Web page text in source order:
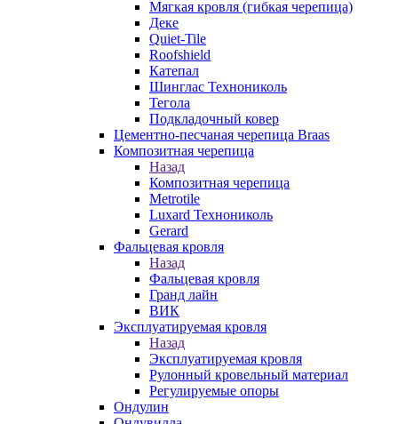
Мягкая кровля (гибкая черепица)
Деке
Quiet-Tile
Roofshield
Катепал
Шинглас Технониколь
Тегола
Подкладочный ковер
Цементно-песчаная черепица Braas
Композитная черепица
Назад
Композитная черепица
Metrotile
Luxard Технониколь
Gerard
Фальцевая кровля
Назад
Фальцевая кровля
Гранд лайн
ВИК
Эксплуатируемая кровля
Назад
Эксплуатируемая кровля
Рулонный кровельный материал
Регулируемые опоры
Ондулин